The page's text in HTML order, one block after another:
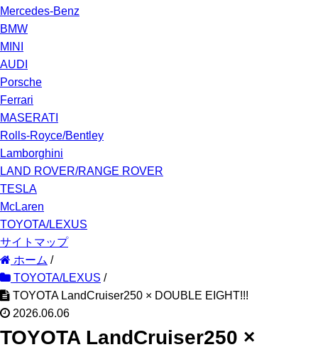
Mercedes-Benz
BMW
MINI
AUDI
Porsche
Ferrari
MASERATI
Rolls-Royce/Bentley
Lamborghini
LAND ROVER/RANGE ROVER
TESLA
McLaren
TOYOTA/LEXUS
サイトマップ
ホーム /
TOYOTA/LEXUS /
TOYOTA LandCruiser250 × DOUBLE EIGHT!!!
2026.06.06
TOYOTA LandCruiser250 ×